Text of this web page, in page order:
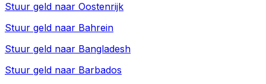
Stuur geld naar Oostenrijk
Stuur geld naar Bahrein
Stuur geld naar Bangladesh
Stuur geld naar Barbados